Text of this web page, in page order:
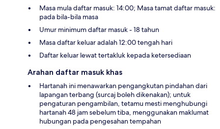
Masa mula daftar masuk: 14:00; Masa tamat daftar masuk:
pada bila-bila masa
Umur minimum daftar masuk - 18 tahun
Masa daftar keluar adalah 12:00 tengah hari
Daftar keluar lewat tertakluk kepada ketersediaan
Arahan daftar masuk khas
Hartanah ini menawarkan pengangkutan pindahan dari
lapangan terbang (surcaj boleh dikenakan); untuk
pengaturan pengambilan, tetamu mesti menghubungi
hartanah 48 jam sebelum tiba, menggunakan maklumat
hubungan pada pengesahan tempahan